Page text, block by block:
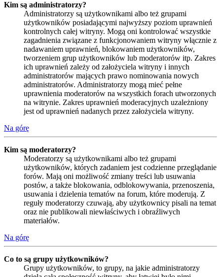
Kim są administratorzy?
Administratorzy są użytkownikami albo też grupami
użytkowników posiadającymi najwyższy poziom uprawnień
kontrolnych całej witryny. Mogą oni kontrolować wszystkie
zagadnienia związane z funkcjonowaniem witryny włącznie z
nadawaniem uprawnień, blokowaniem użytkowników,
tworzeniem grup użytkowników lub moderatorów itp. Zakres
ich uprawnień zależy od założyciela witryny i innych
administratorów mających prawo nominowania nowych
administratorów. Administratorzy mogą mieć pełne
uprawnienia moderatorów na wszystkich forach utworzonych
na witrynie. Zakres uprawnień moderacyjnych uzależniony
jest od uprawnień nadanych przez założyciela witryny.
Na górę
Kim są moderatorzy?
Moderatorzy są użytkownikami albo też grupami
użytkowników, których zadaniem jest codzienne przeglądanie
forów. Mają oni możliwość zmiany treści lub usuwania
postów, a także blokowania, odblokowywania, przenoszenia,
usuwania i dzielenia tematów na forum, które moderują. Z
reguły moderatorzy czuwają, aby użytkownicy pisali na temat
oraz nie publikowali niewłaściwych i obraźliwych
materiałów.
Na górę
Co to są grupy użytkowników?
Grupy użytkowników, to grupy, na jakie administratorzy